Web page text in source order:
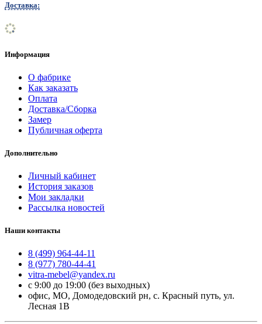
Доставка:
Информация
О фабрике
Как заказать
Оплата
Доставка/Сборка
Замер
Публичная оферта
Дополнительно
Личный кабинет
История заказов
Мои закладки
Рассылка новостей
Наши контакты
8 (499) 964-44-11
8 (977) 780-44-41
vitra-mebel@yandex.ru
с 9:00 до 19:00 (без выходных)
офис, МО, Домодедовский рн, с. Красный путь, ул.
Лесная 1В